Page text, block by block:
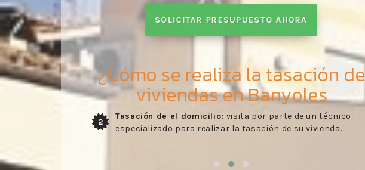
SOLICITAR PRESUPUESTO AHORA
¿Cómo se realiza la tasación de
viviendas en Banyoles
3
Envío del informe:recibo del informe de tasación
desarrollado por nuestros trabajadores con arreglo a lo